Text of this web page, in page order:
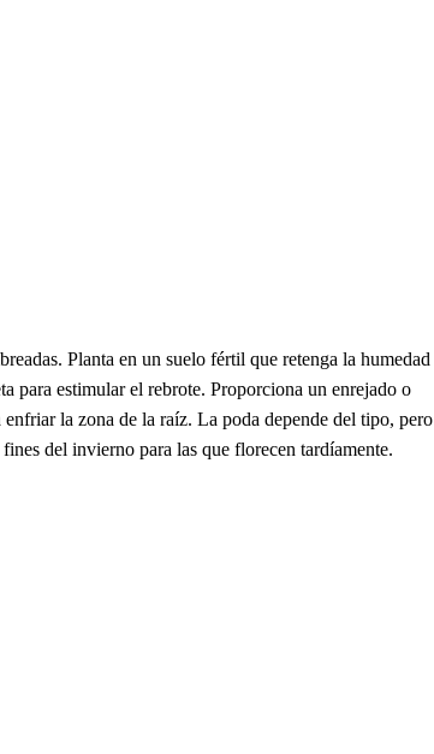
Planta en un suelo fértil que retenga la humedad
para estimular el rebrote. Proporciona un enrejado o
la zona de la raíz. La poda depende del tipo, pero
del invierno para las que florecen tardíamente.